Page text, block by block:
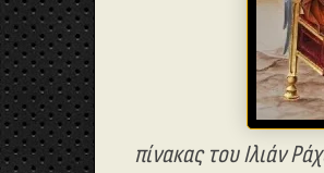
πίνακας του Ιλιάν